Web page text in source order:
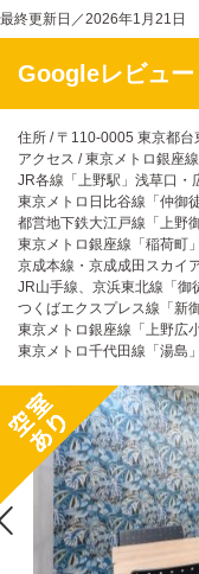
最終更新日／2026年1月21日
Googleレビュ
住所 / 〒110-0005 東京都
アクセス / 東京メトロ銀座
JR各線「上野駅」浅草口・
東京メトロ日比谷線「仲御
都営地下鉄大江戸線「上野
東京メトロ銀座線「稲荷町
京成本線・京成成田スカイ
JR山手線、京浜東北線「御
つくばエクスプレス線「新
東京メトロ銀座線「上野広
東京メトロ千代田線「湯島